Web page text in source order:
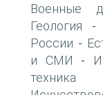
Военные
Геология -
России -
и СМИ -